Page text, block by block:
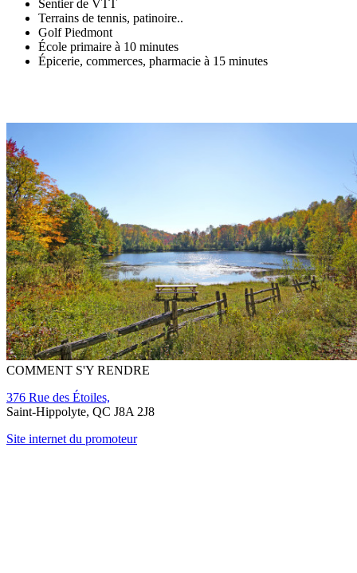
Sentier de VTT
Terrains de tennis, patinoire..
Golf Piedmont
École primaire à 10 minutes
Épicerie, commerces, pharmacie à 15 minutes
COMMENT S'Y RENDRE
376 Rue des Étoiles,
Saint-Hippolyte, QC J8A 2J8
Site internet du promoteur